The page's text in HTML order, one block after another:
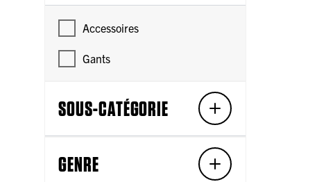
Accessoires
Gants
SOUS-CATÉGORIE
GENRE